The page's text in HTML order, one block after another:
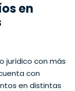
en
jurídico con más
con
en distintas